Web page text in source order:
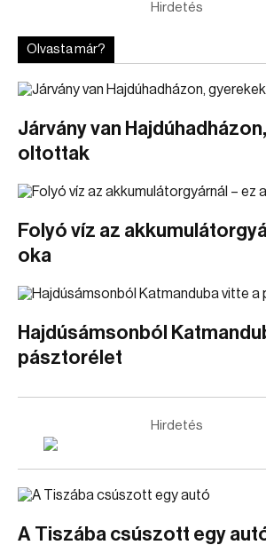
Hirdetés
Olvasta már?
Járvány van
oltottak
Folyó víz az
oka
Hajdúsámsonból
pásztorélet
Hirdetés
A Tiszába csúszott egy